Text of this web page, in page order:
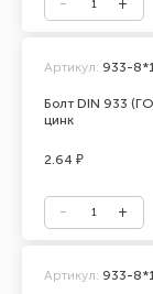
Болт DIN 933
цинк
Артикул: 933-
2.64 ₽
Артикул: 933-